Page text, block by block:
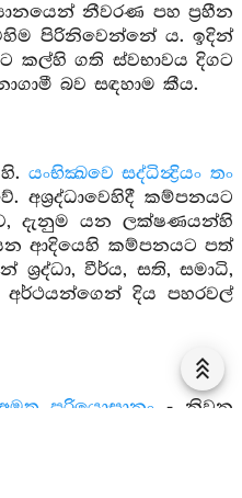
නීවරණ පහ ප්‍රහීන
පිරිනිවෙන්නේ ය. ඉදින්
කල්හි ගති ස්වභාවය දිගට
බව සඳහාම කීය.
යංභික්‍ඛවෙ සද්ධින්‍ද්‍රියං තං
කම්පනයට
දැනුම යන ලක්ෂණයන්හි
ආදියෙහි කම්පනයට පත්
වීර්ය, සති, සමාධි,
දිය පහරවල්
පරියොසානං - නිවන